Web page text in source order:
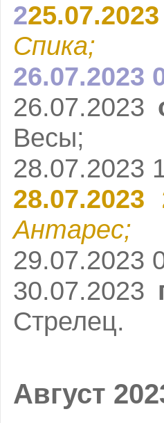
2
Спика;
26.07.2023
26.07.2023
Весы;
28.07.2023
28.07.2023
Антарес;
29.07.2023
30.07.2023
Стрелец.
Август